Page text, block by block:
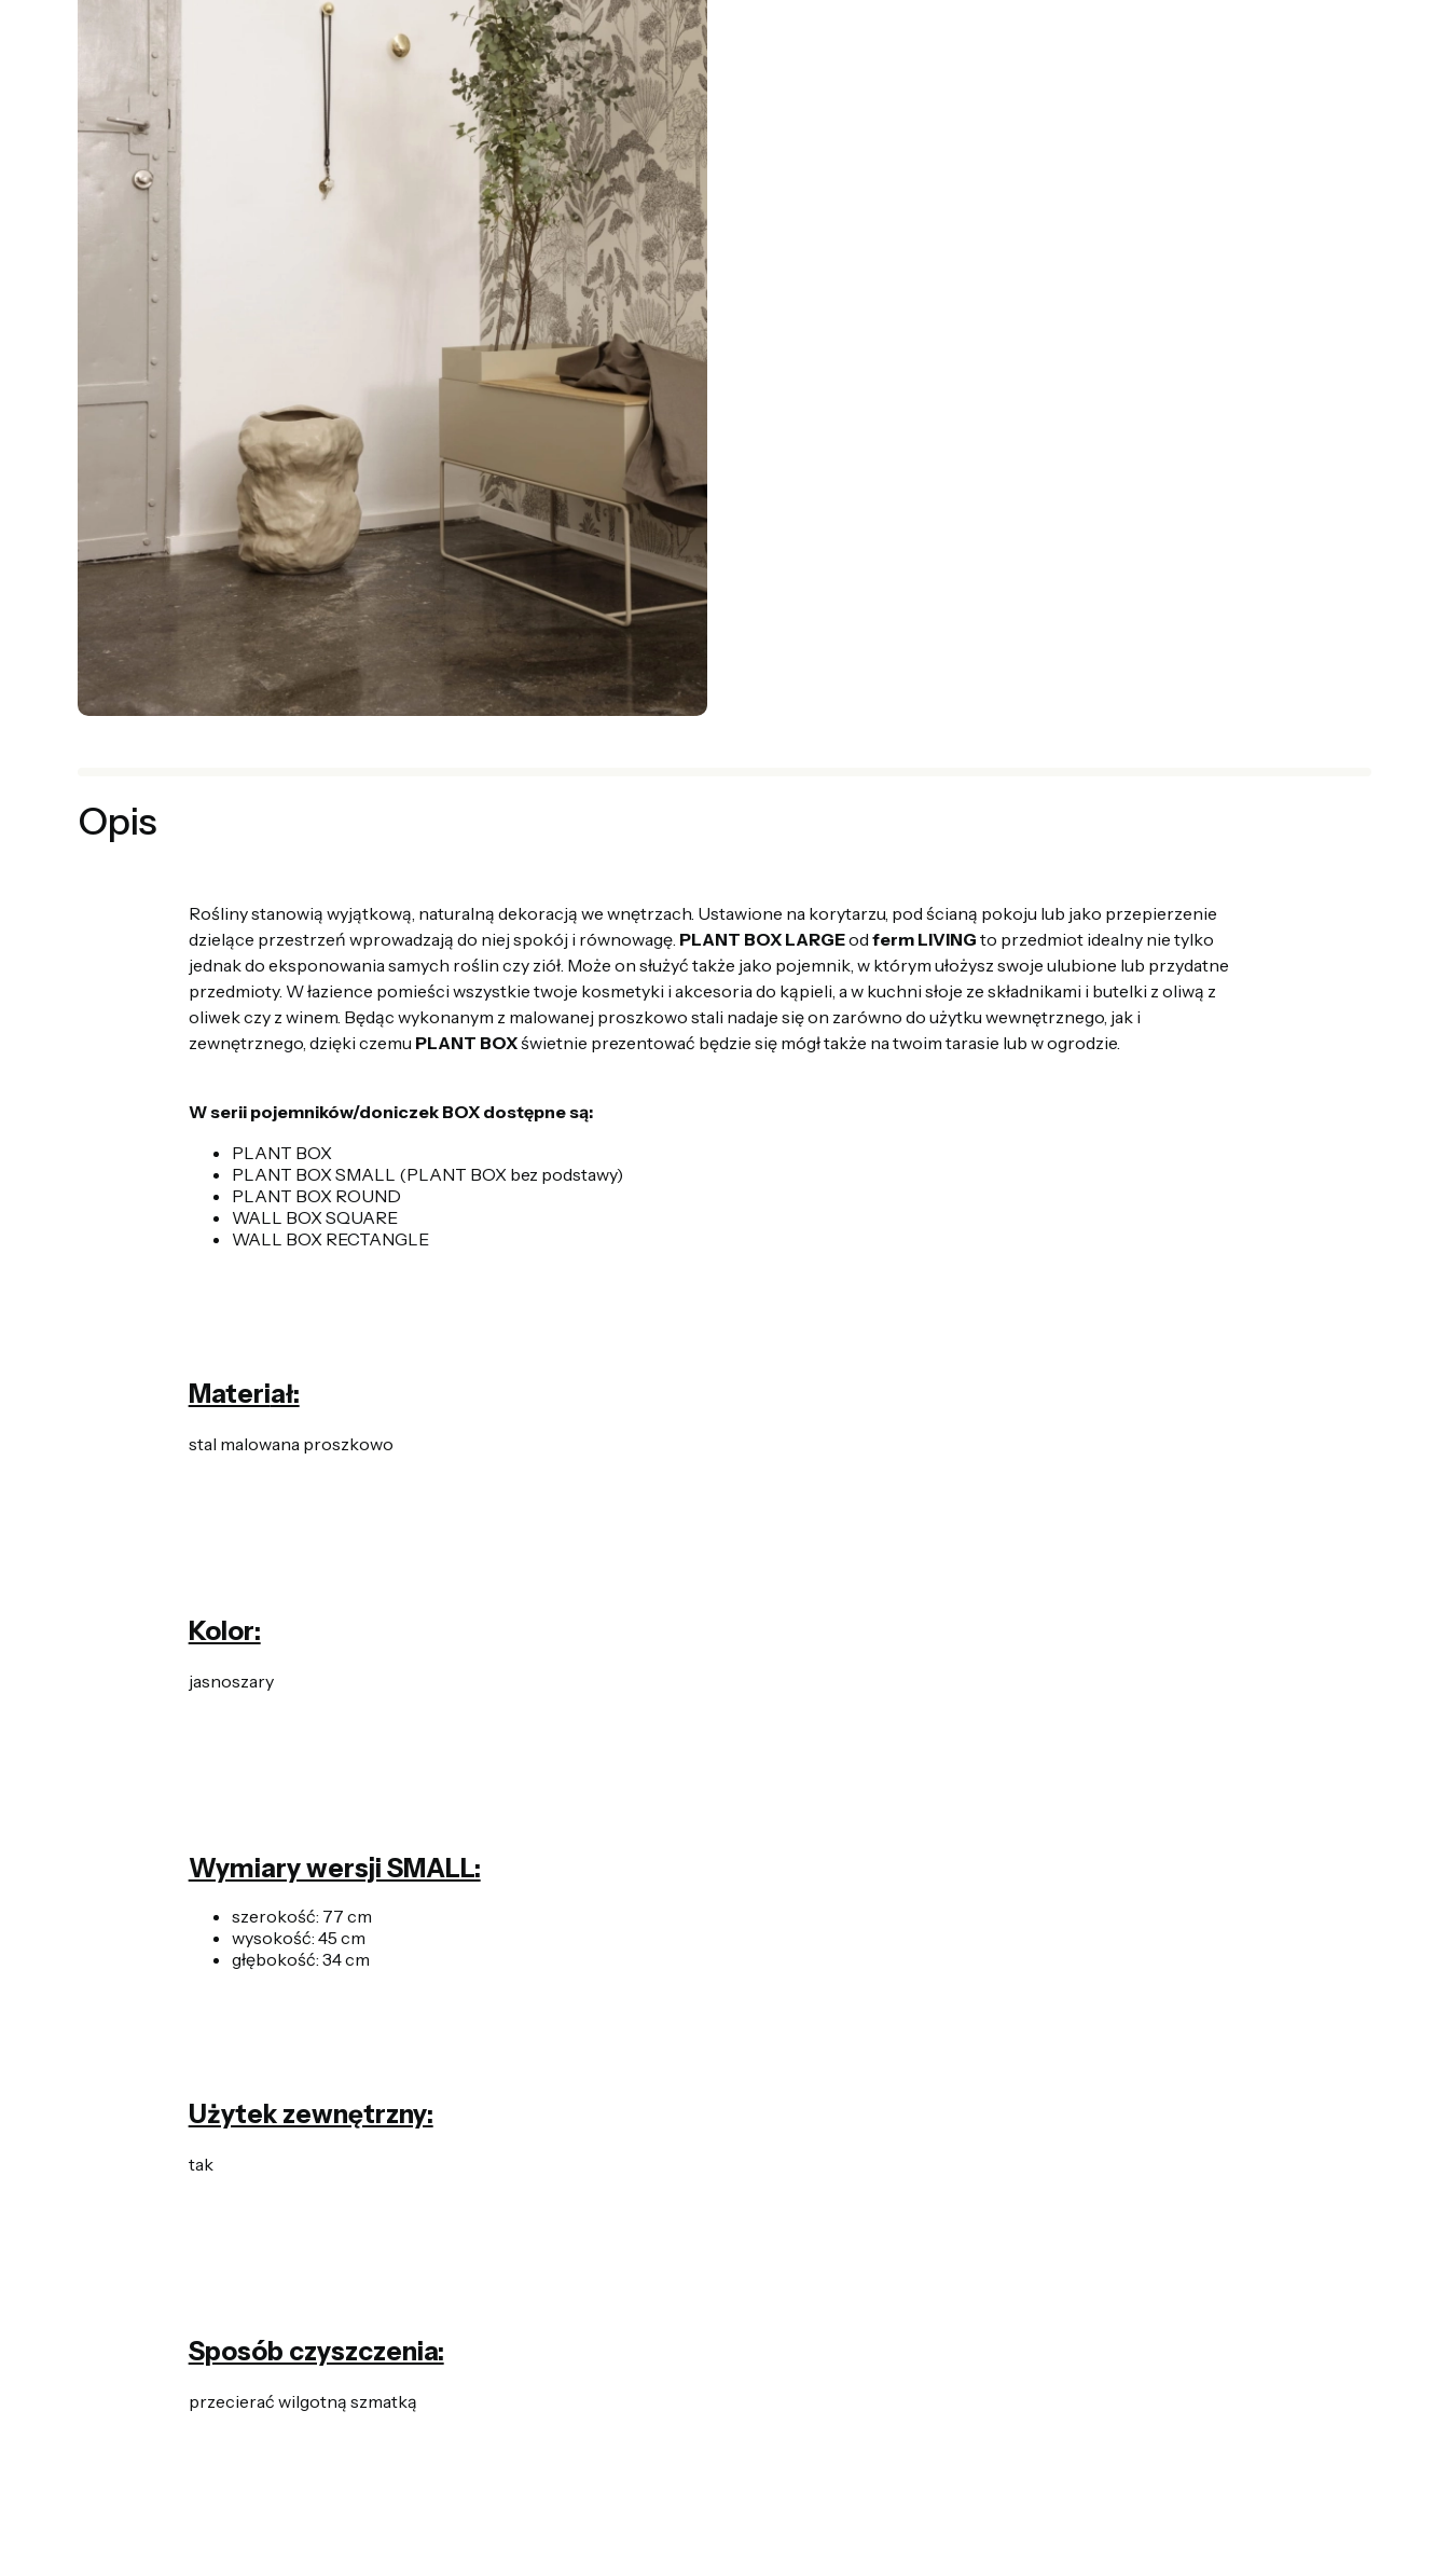
Opis
Rośliny stanowią wyjątkową, naturalną dekoracją we wnętrzach. Ustawione na korytarzu, pod ścianą pokoju lub jako przepierzenie
dzielące przestrzeń wprowadzają do niej spokój i równowagę. PLANT BOX LARGEod ferm LIVING to przedmiot idealny nie tylko
jednak do eksponowania samych roślin czy ziół. Może on służyć także jako pojemnik, w którym ułożysz swoje ulubione lub przydatne
przedmioty. W łazience pomieści wszystkie twoje kosmetyki i akcesoria do kąpieli, a w kuchni słoje ze składnikami i butelki z oliwą z
oliwek czy z winem. Będąc wykonanym z malowanej proszkowo stali nadaje się on zarówno do użytku wewnętrznego, jak i
zewnętrznego, dzięki czemu PLANT BOXświetnie prezentować będzie się mógł także na twoim tarasie lub w ogrodzie.
W serii pojemników/doniczek BOX dostępne są:
PLANT BOX
PLANT BOX SMALL (PLANT BOX bez podstawy)
PLANT BOX ROUND
WALL BOX SQUARE
WALL BOX RECTANGLE
Materiał:
stal malowana proszkowo
Kolor:
jasnoszary
Wymiary wersji SMALL:
szerokość: 77 cm
wysokość: 45 cm
głębokość: 34 cm
Użytek zewnętrzny:
tak
Sposób czyszczenia:
przecierać wilgotną szmatką